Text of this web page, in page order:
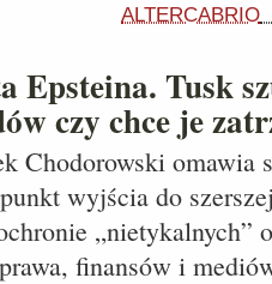
ALTERCABRIO
Epsteina. Tusk
czy chce je
Chodorowski omawia
wyjścia do
„nietykalnych”
finansów i